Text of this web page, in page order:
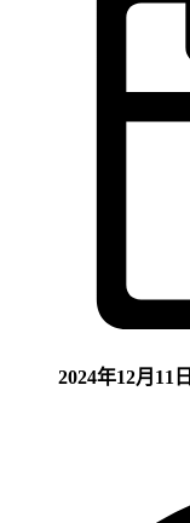
2024年12月11日